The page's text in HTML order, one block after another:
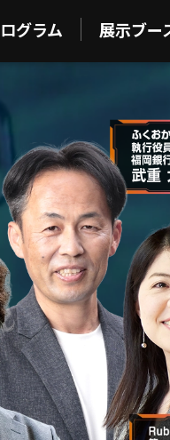
グラム 展示ブー